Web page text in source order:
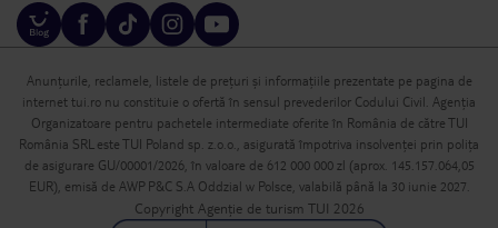
Anunțurile, reclamele, listele de prețuri și informațiile prezentate pe pagina de
internet tui.ro nu constituie o ofertă în sensul prevederilor Codului Civil. Agenția
Organizatoare pentru pachetele intermediate oferite în România de către TUI
România SRL este TUI Poland sp. z.o.o., asigurată împotriva insolvenței prin polița
de asigurare GU/00001/2026, în valoare de 612 000 000 zl (aprox. 145.157.064,05
EUR), emisă de AWP P&C S.A Oddzial w Polsce, valabilă până la 30 iunie 2027.
Copyright Agenție de turism TUI 2026